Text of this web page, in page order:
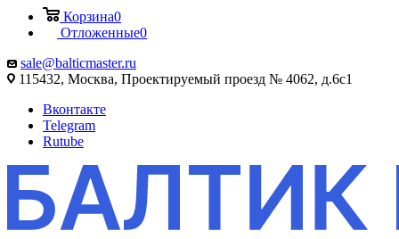
Корзина0
Отложенные0
sale@balticmaster.ru
115432, Москва, Проектируемый проезд № 4062, д.6с1
Вконтакте
Telegram
Rutube